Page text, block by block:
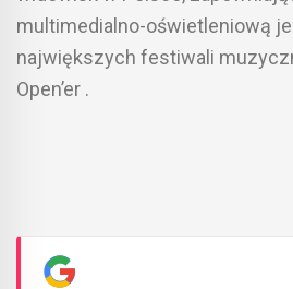
multimedialno-oświetleniową
największych festiwali
Open’er .